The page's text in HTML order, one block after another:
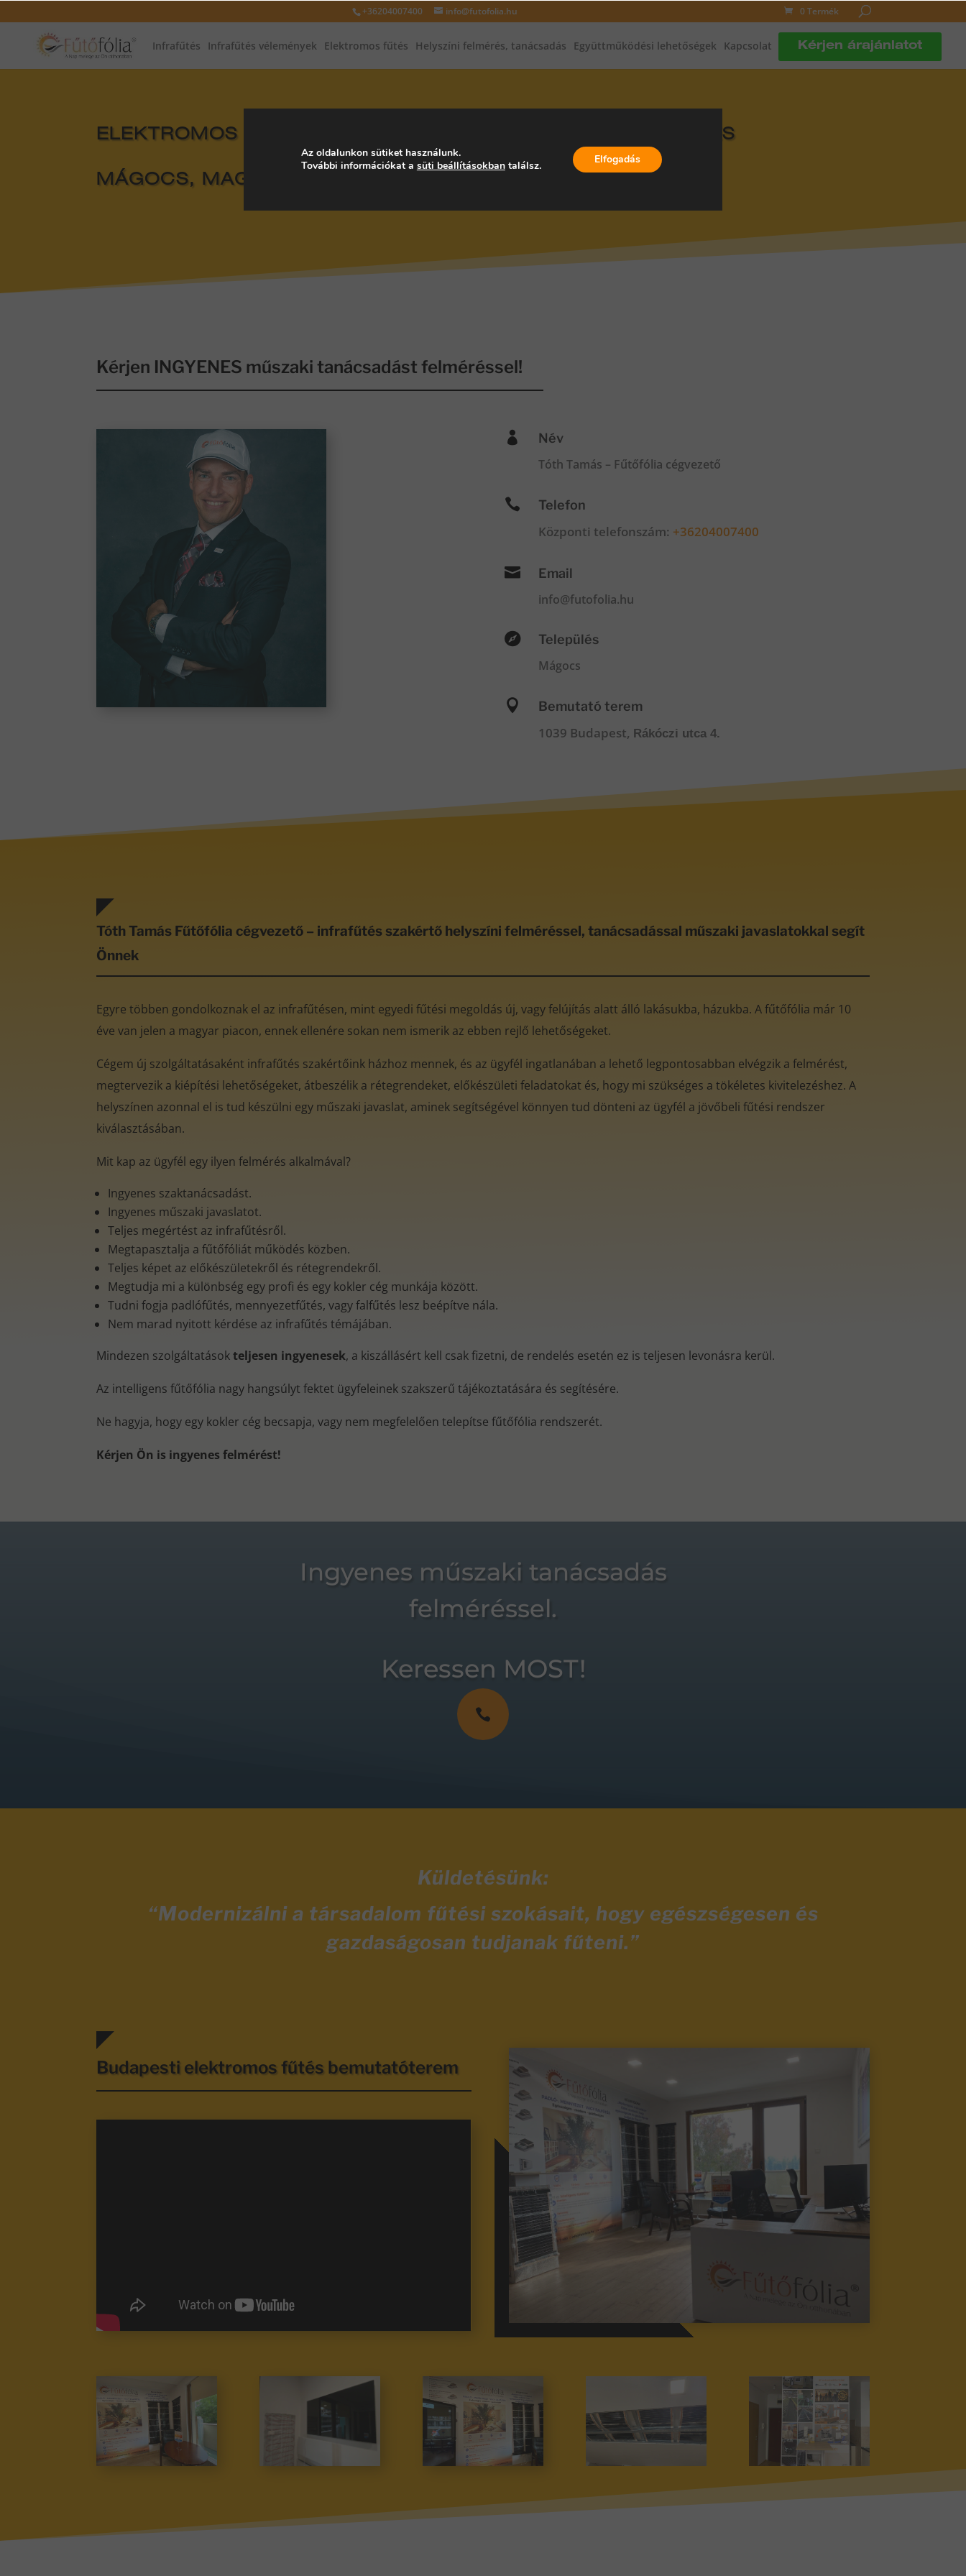
+36204007400 info@futofolia.hu 0 Termék
Infrafűtés Infrafűtés vélemények Elektromos fűtés Helyszíni felmérés, tanácsadás Együttműködési lehetőségek Kapcsolat Kérjen árajánlatot
ELEKTROMOS FŰTÉS, INFRAFŰTÉS, INFRAPANEL, PADLÓFŰTÉS
MÁGOCS, MAGYARORSZÁG
Kérjen INGYENES műszaki tanácsadást felméréssel!
 Név
Tóth Tamás – Fűtőfólia cégvezető
 Telefon
Központi telefonszám: +36204007400
 Email
info@futofolia.hu
 Település
Mágocs
 Bemutató terem
1039 Budapest, Rákóczi utca 4.
Tóth Tamás Fűtőfólia cégvezető – infrafűtés szakértő helyszíni felméréssel, tanácsadással műszaki javaslatokkal segít
Önnek
Egyre többen gondolkoznak el az infrafűtésen, mint egyedi fűtési megoldás új, vagy felújítás alatt álló lakásukba, házukba. A fűtőfólia már 10
éve van jelen a magyar piacon, ennek ellenére sokan nem ismerik az ebben rejlő lehetőségeket.
Cégem új szolgáltatásaként infrafűtés szakértőink házhoz mennek, és az ügyfél ingatlanában a lehető legpontosabban elvégzik a felmérést,
megtervezik a kiépítési lehetőségeket, átbeszélik a rétegrendeket, előkészületi feladatokat és, hogy mi szükséges a tökéletes kivitelezéshez. A
helyszínen azonnal el is tud készülni egy műszaki javaslat, aminek segítségével könnyen tud dönteni az ügyfél a jövőbeli fűtési rendszer
kiválasztásában.
Mit kap az ügyfél egy ilyen felmérés alkalmával?
Ingyenes szaktanácsadást.
Ingyenes műszaki javaslatot.
Teljes megértést az infrafűtésről.
Megtapasztalja a fűtőfóliát működés közben.
Teljes képet az előkészületekről és rétegrendekről.
Megtudja mi a különbség egy profi és egy kokler cég munkája között.
Tudni fogja padlófűtés, mennyezetfűtés, vagy falfűtés lesz beépítve nála.
Nem marad nyitott kérdése az infrafűtés témájában.
Mindezen szolgáltatásokteljesen ingyenesek, a kiszállásért kell csak fizetni, de rendelés esetén ez is teljesen levonásra kerül.
Az intelligens fűtőfólia nagy hangsúlyt fektet ügyfeleinek szakszerű tájékoztatására és segítésére.
Ne hagyja, hogy egy kokler cég becsapja, vagy nem megfelelően telepítse fűtőfólia rendszerét.
Kérjen Ön is ingyenes felmérést!
Ingyenes műszaki tanácsadás
felméréssel.
Keressen MOST!

Küldetésünk:
“Modernizálni a társadalom fűtési szokásait, hogy egészségesen és
gazdaságosan tudjanak fűteni.”
Budapesti elektromos fűtés bemutatóterem
Az oldalunkon sütiket használunk.
További információkat a süti beállításokbantalálsz. Elfogadás